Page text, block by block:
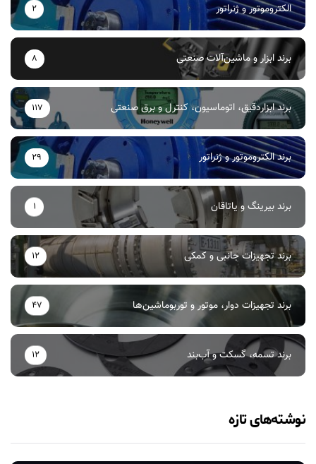
الکتروموتور و ژنراتور 2
برند ابزار و ماشین‌آلات صنعتی 8
برند ابزاردقیق، اتوماسیون، کنترل و برق صنعتی 117
برند الکتروموتور و ژنراتور 29
برند بیرینگ و یاتاقان 1
برند تجهیزات جانبی و کمکی 12
برند تجهیزات دوار، موتور و توربوماشین‌ها 47
برند تسمه، گسکت و آب‌بند 12
نوشته‌های تازه